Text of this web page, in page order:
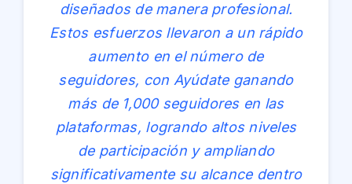
diseñados de manera profesional.
Estos esfuerzos llevaron a un rápido
aumento en el número de
seguidores, con Ayúdate ganando
más de 1,000 seguidores en las
plataformas, logrando altos niveles
de participación y ampliando
significativamente su alcance dentro